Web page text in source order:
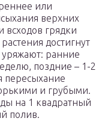
или
верхних
всходов грядки
достигнут
уряжают: ранние
поздние – 1-2
пересыхание
и грубыми.
на 1 квадратный
полив.